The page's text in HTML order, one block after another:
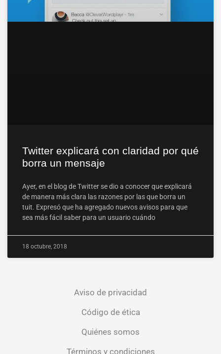
Twitter explicará con claridad por qué
borra un mensaje
Ayer, en el blog de Twitter se dio a conocer que explicará
de manera más clara las razones por las que borra un
tuit. Expresó que ha agregado nuevos avisos para que
sea más fácil saber para un usuario cuándo
18 octubre, 2018
Aviso de privacidad
Código de ética
Quiénes somos
Términos y condiciones